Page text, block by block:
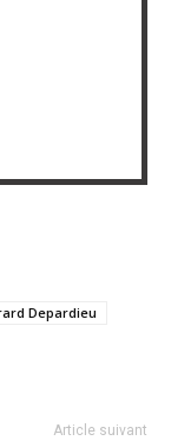
Depardieu
Article suivant